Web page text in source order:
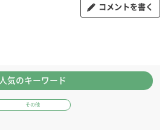
コメントを書く
人気のキーワード
その他